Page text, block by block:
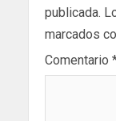
publicada.
marcados
Comentario